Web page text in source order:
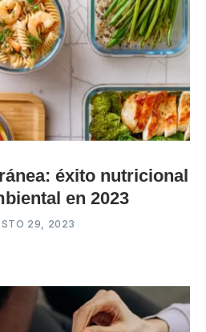
éxito nutricional
en 2023
29, 2023